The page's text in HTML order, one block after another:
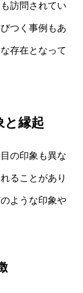
訪問されてい
つく事例もあ
存在となって
と縁起
の印象も異な
ることがあり
ような印象や